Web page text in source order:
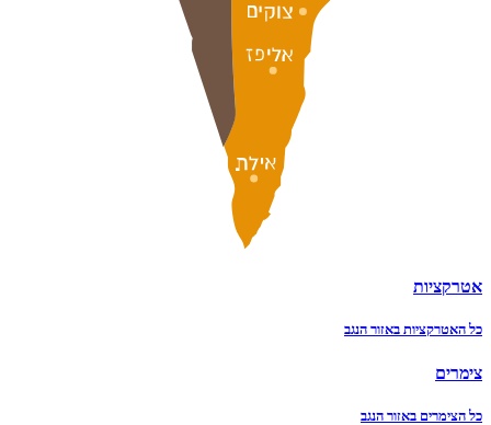
אטרקציות
כל האטרקציות באזור הנגב
צימרים
כל הצימרים באזור הנגב